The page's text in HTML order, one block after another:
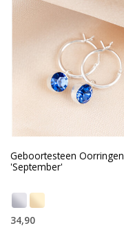
Geboortesteen Oorringen
'September'
34,90